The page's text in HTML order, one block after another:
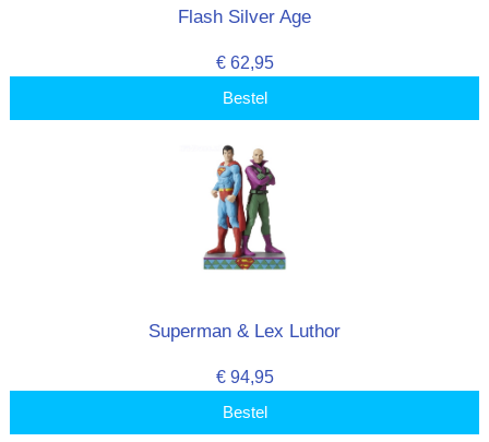
Flash Silver Age
€ 62,95
Bestel
Superman & Lex Luthor
€ 94,95
Bestel